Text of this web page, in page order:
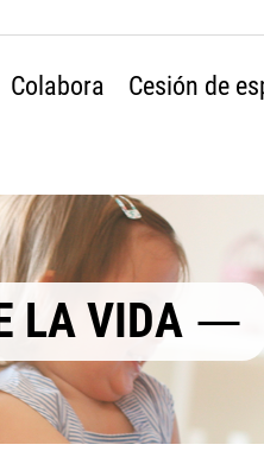
Colabora Cesión de
LA VIDA